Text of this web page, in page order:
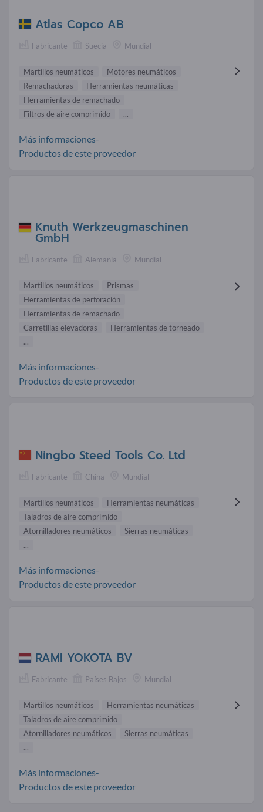
Atlas Copco AB
Fabricante Suecia Mundial
Martillos neumáticos
Motores neumáticos
Remachadoras
Herramientas neumáticas
Herramientas de remachado
Filtros de aire comprimido
...
Más informaciones-
Productos de este proveedor
Knuth Werkzeugmaschinen
GmbH
Fabricante Alemania Mundial
Martillos neumáticos
Prismas
Herramientas de perforación
Herramientas de remachado
Carretillas elevadoras
Herramientas de torneado
...
Más informaciones-
Productos de este proveedor
Ningbo Steed Tools Co. Ltd
Fabricante China Mundial
Martillos neumáticos
Herramientas neumáticas
Taladros de aire comprimido
Atornilladores neumáticos
Sierras neumáticas
...
Más informaciones-
Productos de este proveedor
RAMI YOKOTA BV
Fabricante Países Bajos Mundial
Martillos neumáticos
Herramientas neumáticas
Taladros de aire comprimido
Atornilladores neumáticos
Sierras neumáticas
...
Más informaciones-
Productos de este proveedor